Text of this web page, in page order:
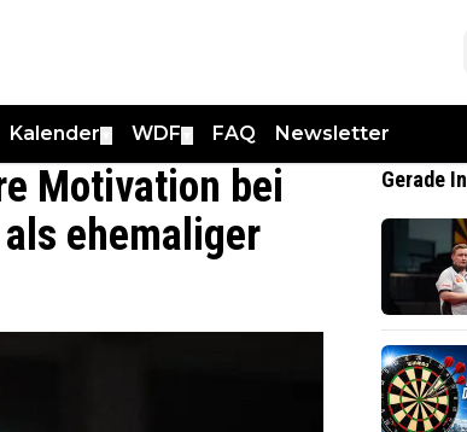
Kalender WDF FAQ Newsletter
Motivation bei
ehemaliger
Gerade In